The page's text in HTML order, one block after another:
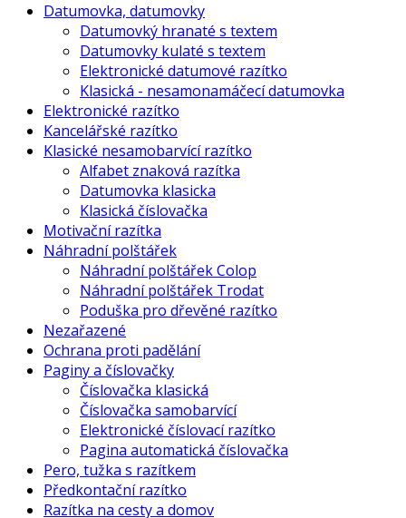
Datumovka, datumovky
Datumovký hranaté s textem
Datumovky kulaté s textem
Elektronické datumové razítko
Klasická - nesamonamáčecí datumovka
Elektronické razítko
Kancelářské razítko
Klasické nesamobarvící razítko
Alfabet znaková razítka
Datumovka klasicka
Klasická číslovačka
Motivační razítka
Náhradní polštářek
Náhradní polštářek Colop
Náhradní polštářek Trodat
Poduška pro dřevěné razítko
Nezařazené
Ochrana proti padělání
Paginy a číslovačky
Číslovačka klasická
Číslovačka samobarvící
Elektronické číslovací razítko
Pagina automatická číslovačka
Pero, tužka s razítkem
Předkontační razítko
Razítka na cesty a domov